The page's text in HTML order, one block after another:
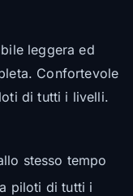
leggera ed
Confortevole
di tutti i livelli.
stesso tempo
piloti di tutti i